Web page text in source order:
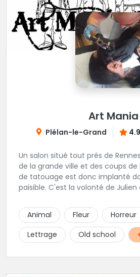
Art Mania
Plélan-le-Grand
Un salon situé tout prés de
de la grande ville et des coups de
de tatouage est donc implanté
paisible. C'est la volonté de
ces pièces sont réalisés avec
n'hésitent pas à venir de loin pour
talents. L'équipe est complétée par
s'occupe du piercing et Magali
Animal Fleur Horreur
Lettrage
Old school